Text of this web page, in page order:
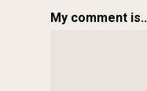
My comment is..